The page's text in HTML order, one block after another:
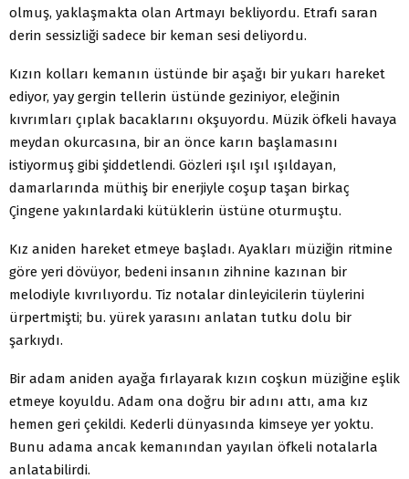
olmuş, yaklaşmakta olan Artmayı bekliyordu. Etrafı saran
derin sessizliği sadece bir keman sesi deliyordu.
Kızın kolları kemanın üstünde bir aşağı bir yukarı hareket
ediyor, yay gergin tellerin üstünde geziniyor, eleğinin
kıvrımları çıplak bacaklarını okşuyordu. Müzik öfkeli havaya
meydan okurcasına, bir an önce karın başlamasını
istiyormuş gibi şiddetlendi. Gözleri ışıl ışıl ışıldayan,
damarlarında müthiş bir enerjiyle coşup taşan birkaç
Çingene yakınlardaki kütüklerin üstüne oturmuştu.
Kız aniden hareket etmeye başladı. Ayakları müziğin ritmine
göre yeri dövüyor, bedeni insanın zihnine kazınan bir
melodiyle kıvrılıyordu. Tiz notalar dinleyicilerin tüylerini
ürpertmişti; bu. yürek yarasını anlatan tutku dolu bir
şarkıydı.
Bir adam aniden ayağa fırlayarak kızın coşkun müziğine eşlik
etmeye koyuldu. Adam ona doğru bir adını attı, ama kız
hemen geri çekildi. Kederli dünyasında kimseye yer yoktu.
Bunu adama ancak kemanından yayılan öfkeli notalarla
anlatabilirdi.